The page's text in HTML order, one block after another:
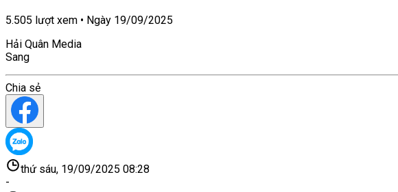
5.505 lượt xem • Ngày 19/09/2025
Hải Quân Media
Sang
Chia sẻ
thứ sáu, 19/09/2025 08:28
-